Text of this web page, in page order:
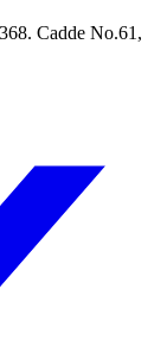
Cadde No.61,